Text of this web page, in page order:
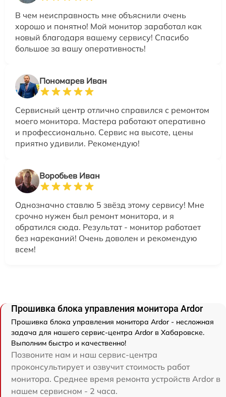
В чем неисправность мне объяснили очень
хорошо и понятно! Мой монитор заработал как
новый благодаря вашему сервису! Спасибо
большое за вашу оперативность!
Пономарев Иван
Сервисный центр отлично справился с ремонтом
моего монитора. Мастера работают оперативно
и профессионально. Сервис на высоте, цены
приятно удивили. Рекомендую!
Воробьев Иван
Однозначно ставлю 5 звёзд этому сервису! Мне
срочно нужен был ремонт монитора, и я
обратился сюда. Результат - монитор работает
без нареканий! Очень доволен и рекомендую
всем!
Прошивка блока управления монитора Ardor
Прошивка блока управления монитора Ardor - несложная
задача для нашего сервис-центра Ardor в Хабаровске.
Выполним быстро и качественно!
Позвоните нам и наш сервис-центра
проконсультирует и озвучит стоимость работ
монитора. Среднее время ремонта устройств Ardor в
нашем сервисном - 2 часа.